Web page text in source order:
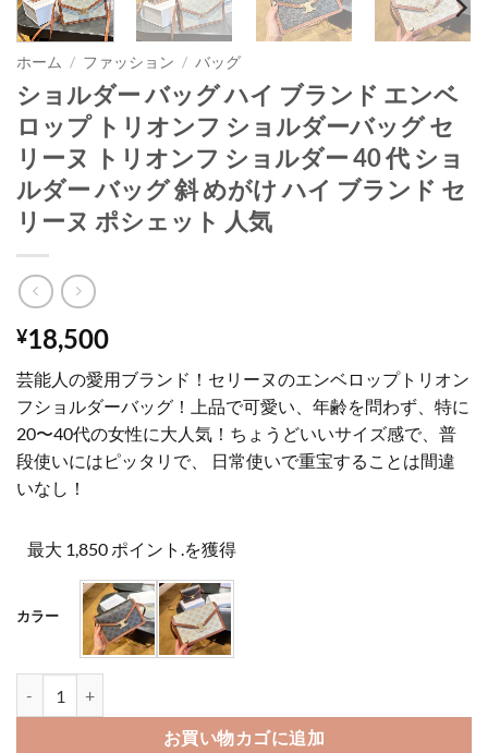
ホーム / ファッション / バッグ
ショルダー バッグ ハイ ブランド エンベ
ロップ トリオンフ ショルダーバッグ セ
リーヌ トリオンフ ショルダー 40 代 ショ
ルダー バッグ 斜 めがけ ハイ ブランド セ
リーヌ ポシェット 人気
¥18,500
芸能人の愛用ブランド！セリーヌのエンベロップトリオン
フショルダーバッグ！上品で可愛い、年齢を問わず、特に
20〜40代の女性に大人気！ちょうどいいサイズ感で、普
段使いにはピッタリで、 日常使いで重宝することは間違
いなし！
最大 1,850 ポイント.を獲得
カラー
お買い物カゴに追加